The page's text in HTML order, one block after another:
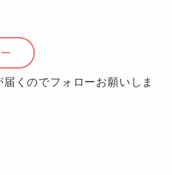
くのでフォローお願いしま